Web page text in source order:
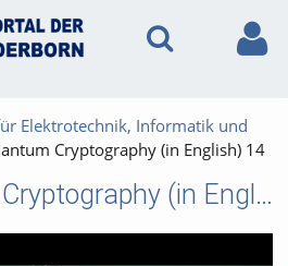
Elektrotechnik, Informatik und
Cryptography (in English) 14
Post-Quantum Cryptography (in English) 14